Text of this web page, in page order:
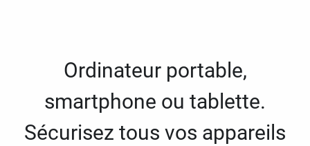
Ordinateur portable,
smartphone ou tablette.
Sécurisez tous vos appareils